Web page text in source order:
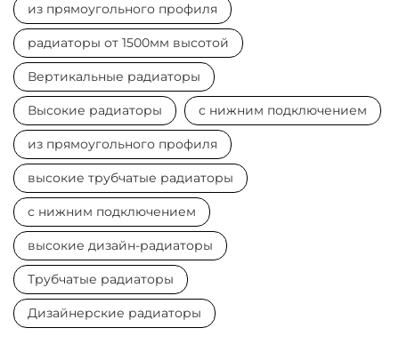
из прямоугольного профиля
радиаторы от 1500мм высотой
Вертикальные радиаторы
Высокие радиаторы с нижним подключением
из прямоугольного профиля
высокие трубчатые радиаторы
с нижним подключением
высокие дизайн-радиаторы
Трубчатые радиаторы
Дизайнерские радиаторы